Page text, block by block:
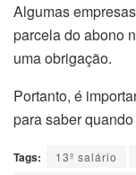
Algumas
parcela do abono
uma obrigação.
Portanto, é
para saber
Tags: 13º salário